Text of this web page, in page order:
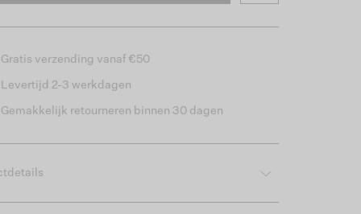
Gratis verzending vanaf €50
Levertijd 2-3 werkdagen
Gemakkelijk retourneren binnen 30 dagen